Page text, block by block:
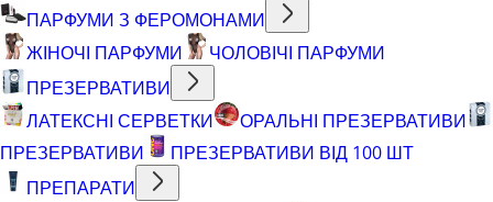
ПАРФУМИ З ФЕРОМОНАМИ
ЖІНОЧІ ПАРФУМИ
ЧОЛОВІЧІ ПАРФУМИ
ПРЕЗЕРВАТИВИ
ЛАТЕКСНІ СЕРВЕТКИ
ОРАЛЬНІ ПРЕЗЕРВАТИВИ
ПРЕЗЕРВАТИВИ
ПРЕЗЕРВАТИВИ ВІД 100 ШТ
ПРЕПАРАТИ